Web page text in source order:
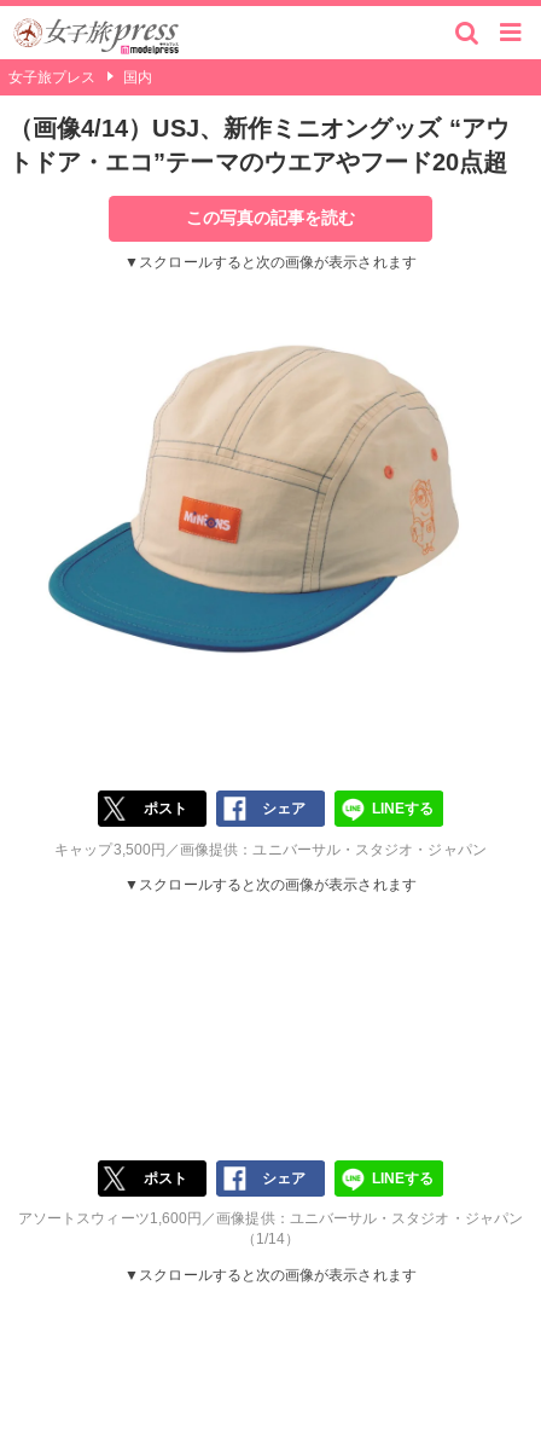
女子旅プレス 国内
（画像4/14）USJ、新作ミニオングッズ “アウ
トドア・エコ”テーマのウエアやフード20点超
この写真の記事を読む
▼スクロールすると次の画像が表示されます
ポスト シェア LINEする
キャップ3,500円／画像提供：ユニバーサル・スタジオ・ジャパン
▼スクロールすると次の画像が表示されます
ポスト シェア LINEする
アソートスウィーツ1,600円／画像提供：ユニバーサル・スタジオ・ジャパン
（1/14）
▼スクロールすると次の画像が表示されます